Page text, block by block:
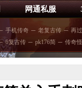
网通私服
手机传奇 ─ 老复古传 ─ 再
6复古传 ─ pk176简 ─ 传奇